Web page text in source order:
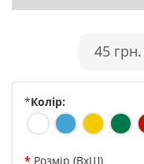
45 грн.
*Колір:
Розмір (ВхШ)